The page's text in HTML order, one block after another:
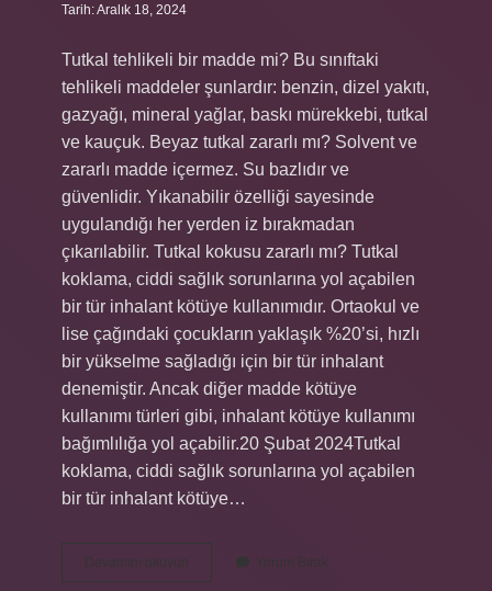
Tarih: Aralık 18, 2024
Tutkal tehlikeli bir madde mi? Bu sınıftaki
tehlikeli maddeler şunlardır: benzin, dizel yakıtı,
gazyağı, mineral yağlar, baskı mürekkebi, tutkal
ve kauçuk. Beyaz tutkal zararlı mı? Solvent ve
zararlı madde içermez. Su bazlıdır ve
güvenlidir. Yıkanabilir özelliği sayesinde
uygulandığı her yerden iz bırakmadan
çıkarılabilir. Tutkal kokusu zararlı mı? Tutkal
koklama, ciddi sağlık sorunlarına yol açabilen
bir tür inhalant kötüye kullanımıdır. Ortaokul ve
lise çağındaki çocukların yaklaşık %20’si, hızlı
bir yükselme sağladığı için bir tür inhalant
denemiştir. Ancak diğer madde kötüye
kullanımı türleri gibi, inhalant kötüye kullanımı
bağımlılığa yol açabilir.20 Şubat 2024Tutkal
koklama, ciddi sağlık sorunlarına yol açabilen
bir tür inhalant kötüye…
Devamını okuyun
Sağlığa
Yorum Bırak